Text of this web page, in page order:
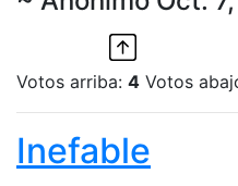
Votos arriba: 4 Votos
Inefable